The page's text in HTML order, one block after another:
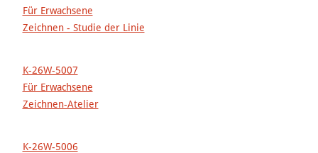
Für Erwachsene
Zeichnen - Studie der Linie
K-26W-5007
Für Erwachsene
Zeichnen-Atelier
K-26W-5006